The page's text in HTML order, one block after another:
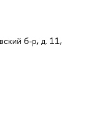
б-р, д. 11,